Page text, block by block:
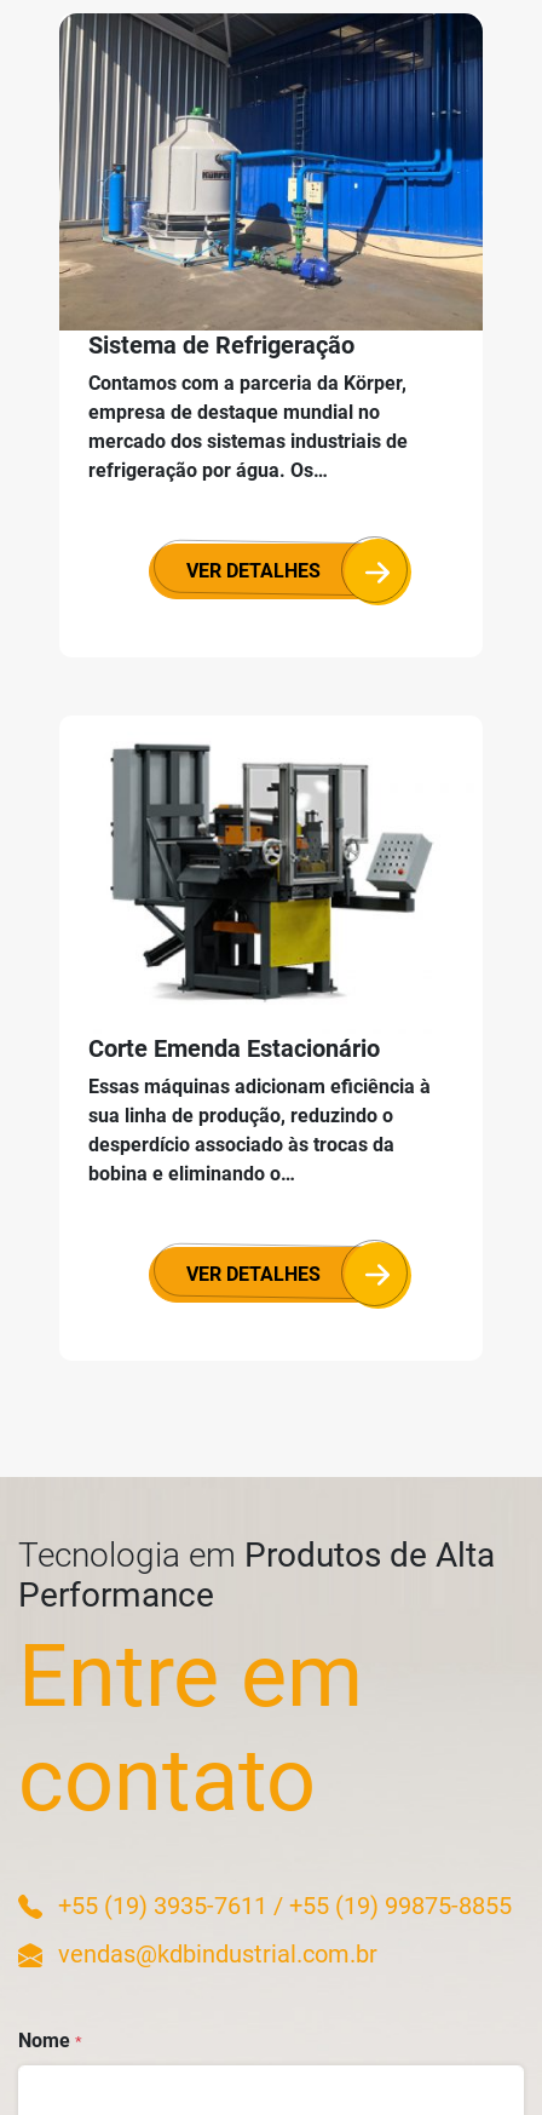
Sistema de Refrigeração
Contamos com a parceria da Körper,
empresa de destaque mundial no
mercado dos sistemas industriais de
refrigeração por água. Os…
VER DETALHES
Corte Emenda Estacionário
Essas máquinas adicionam eficiência à
sua linha de produção, reduzindo o
desperdício associado às trocas da
bobina e eliminando o…
VER DETALHES
Tecnologia em Produtos de Alta
Performance
Entre em
contato
+55 (19) 3935-7611 / +55 (19) 99875-8855
vendas@kdbindustrial.com.br
Nome *